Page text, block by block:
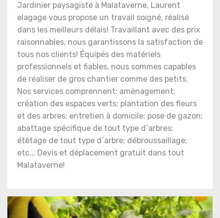
Jardinier paysagiste à Malataverne, Laurent
elagage vous propose un travail soigné, réalisé
dans les meilleurs délais! Travaillant avec des prix
raisonnables, nous garantissons la satisfaction de
tous nos clients! Équipés des matériels
professionnels et fiables, nous sommes capables
de réaliser de gros chantier comme des petits.
Nos services comprennent: aménagement;
création des espaces verts; plantation des fleurs
et des arbres; entretien à domicile; pose de gazon;
abattage spécifique de tout type d´arbres;
étêtage de tout type d´arbre; débroussaillage;
etc... Devis et déplacement gratuit dans tout
Malataverne!